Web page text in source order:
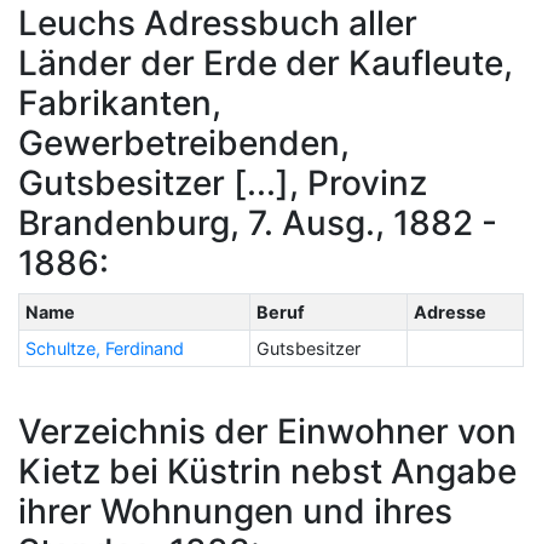
Leuchs Adressbuch aller
Länder der Erde der Kaufleute,
Fabrikanten,
Gewerbetreibenden,
Gutsbesitzer [...], Provinz
Brandenburg, 7. Ausg., 1882 -
1886:
Name Beruf
Adresse
Schultze, Ferdinand
Gutsbesitzer
Verzeichnis der Einwohner von
Kietz bei Küstrin nebst Angabe
ihrer Wohnungen und ihres